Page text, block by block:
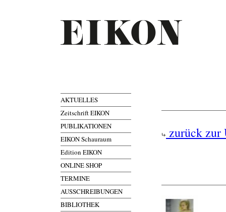
AKTUELLES
Zeitschrift EIKON
PUBLIKATIONEN
EIKON Schauraum
Edition EIKON
ONLINE SHOP
TERMINE
AUSSCHREIBUNGEN
BIBLIOTHEK
zurück zur